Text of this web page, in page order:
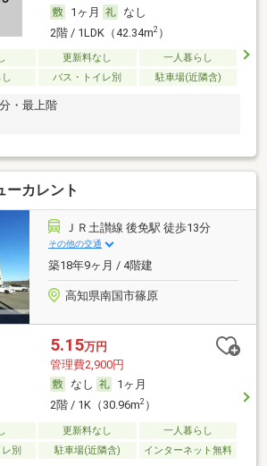
1ヶ月
なし
2階 / 1LDK（42.34m2）
更新料なし
一人暮らし
バス・トイレ別 駐車場(近隣含)
・最上階
ーカレント
ＪＲ土讃線 後免駅 徒歩13分
その他の交通
築18年9ヶ月 / 4階建
高知県南国市篠原
5.15万円
管理費2,900円
なし
1ヶ月
2階 / 1K（30.96m2）
更新料なし
一人暮らし
別
駐車場(近隣含) インターネット無料